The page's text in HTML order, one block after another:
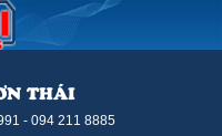
THÁI
- 094 211 8885